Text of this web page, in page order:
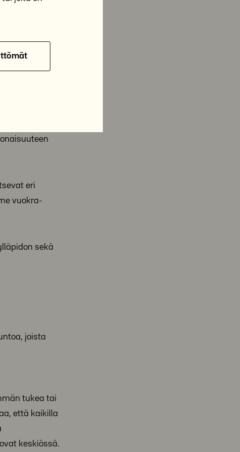
eri
vuokra-
sekä
joista
tukea tai
että kaikilla
keskiössä.